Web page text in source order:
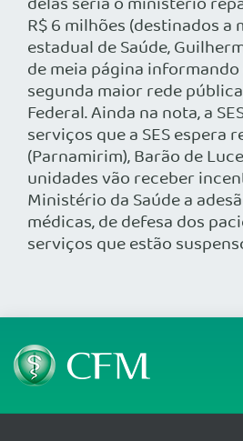
R$ 6 milhões (destinados
estadual de Saúde,
de meia página
segunda maior rede
Federal. Ainda na nota, a
serviços que a SES espera
(Parnamirim), Barão de
unidades vão receber
Ministério da Saúde a
médicas, de defesa dos
serviços que estão